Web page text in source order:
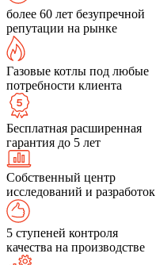
более 60 лет безупречной
репутации на рынке
Газовые котлы под любые
потребности клиента
Бесплатная расширенная
гарантия до 5 лет
Собственный центр
исследований и разработок
5 ступеней контроля
качества на производстве